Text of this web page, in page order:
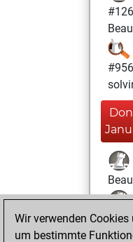
of
Wir verwenden
um bestimmte